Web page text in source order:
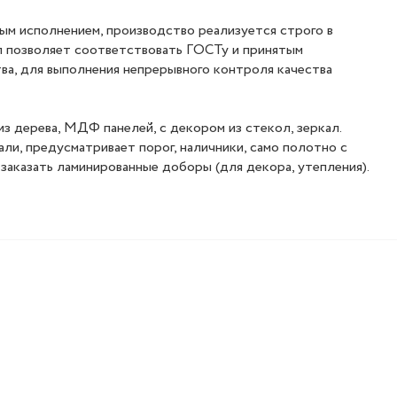
исполнением, производство реализуется строго в
соответствовать ГОСТу и принятым
для выполнения непрерывного контроля качества
дерева, МДФ панелей, с декором из стекол, зеркал.
предусматривает порог, наличники, само полотно с
ламинированные доборы (для декора, утепления).